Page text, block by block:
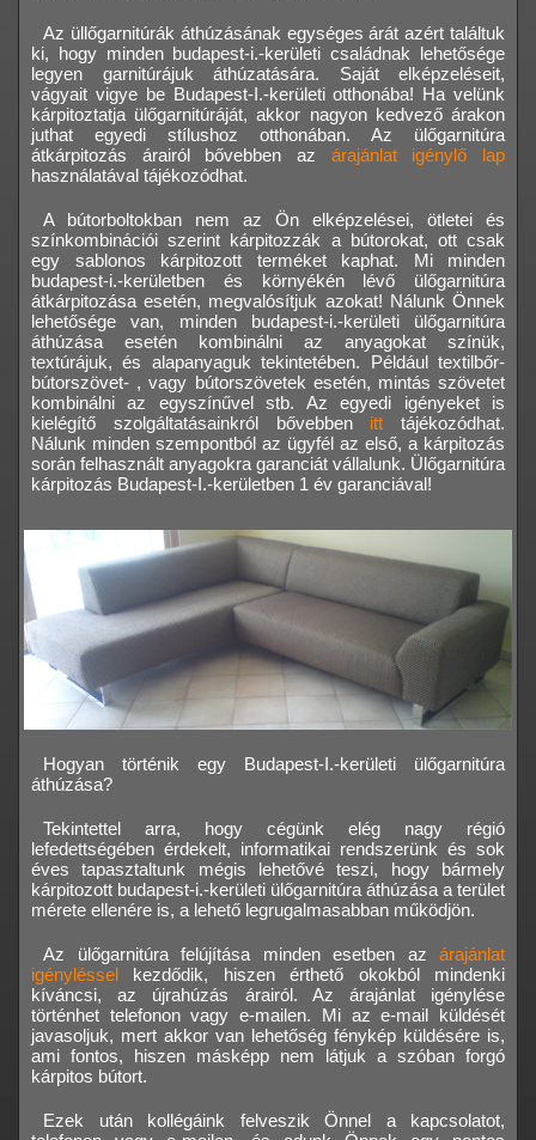
Az üllőgarnitúrák áthúzásának egységes árát azért találtuk
ki, hogy minden budapest-i.-kerületi családnak lehetősége
legyen garnitúrájuk áthúzatására. Saját elképzeléseit,
vágyait vigye be Budapest-I.-kerületi otthonába! Ha velünk
kárpitoztatja ülőgarnitúráját, akkor nagyon kedvező árakon
juthat egyedi stílushoz otthonában. Az ülőgarnitúra
átkárpitozás árairól bővebben az árajánlat igénylő lap
használatával tájékozódhat.
A bútorboltokban nem az Ön elképzelései, ötletei és
színkombinációi szerint kárpitozzák a bútorokat, ott csak
egy sablonos kárpitozott terméket kaphat. Mi minden
budapest-i.-kerületben és környékén lévő ülőgarnitúra
átkárpitozása esetén, megvalósítjuk azokat! Nálunk Önnek
lehetősége van, minden budapest-i.-kerületi ülőgarnitúra
áthúzása esetén kombinálni az anyagokat színük,
textúrájuk, és alapanyaguk tekintetében. Például textilbőr-
bútorszövet- , vagy bútorszövetek esetén, mintás szövetet
kombinálni az egyszínűvel stb. Az egyedi igényeket is
kielégítő szolgáltatásainkról bővebben itt tájékozódhat.
Nálunk minden szempontból az ügyfél az első, a kárpitozás
során felhasznált anyagokra garanciát vállalunk. Ülőgarnitúra
kárpitozás Budapest-I.-kerületben 1 év garanciával!
Hogyan történik egy Budapest-I.-kerületi ülőgarnitúra
áthúzása?
Tekintettel arra, hogy cégünk elég nagy régió
lefedettségében érdekelt, informatikai rendszerünk és sok
éves tapasztaltunk mégis lehetővé teszi, hogy bármely
kárpitozott budapest-i.-kerületi ülőgarnitúra áthúzása a terület
mérete ellenére is, a lehető legrugalmasabban működjön.
Az ülőgarnitúra felújítása minden esetben az árajánlat
igényléssel kezdődik, hiszen érthető okokból mindenki
kíváncsi, az újrahúzás árairól. Az árajánlat igénylése
történhet telefonon vagy e-mailen. Mi az e-mail küldését
javasoljuk, mert akkor van lehetőség fénykép küldésére is,
ami fontos, hiszen másképp nem látjuk a szóban forgó
kárpitos bútort.
Ezek után kollégáink felveszik Önnel a kapcsolatot,